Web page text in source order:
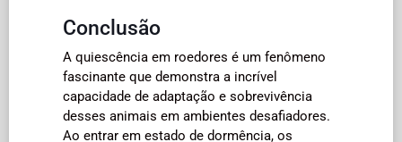
Conclusão
A quiescência em roedores é um fenômeno
fascinante que demonstra a incrível
capacidade de adaptação e sobrevivência
desses animais em ambientes desafiadores.
Ao entrar em estado de dormência, os